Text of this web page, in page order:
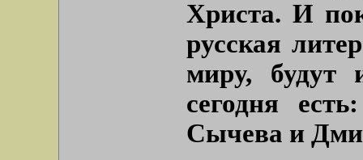
Христа. И
русская
миру, будут
сегодня
Сычева и